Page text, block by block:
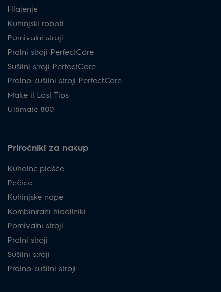
Hlajenje
Kuhinjski roboti
Pomivalni stroji
Pralni stroji PerfectCare
Sušilni stroji PerfectCare
Pralno-sušilni stroji PerfectCare
Make it Last Tips
Ultimate 800
Priročniki za nakup
Kuhalne plošče
Pečice
Kuhinjske nape
Kombinirani hladilniki
Pomivalni stroji
Pralni stroji
Sušilni stroji
Pralno-sušilni stroji